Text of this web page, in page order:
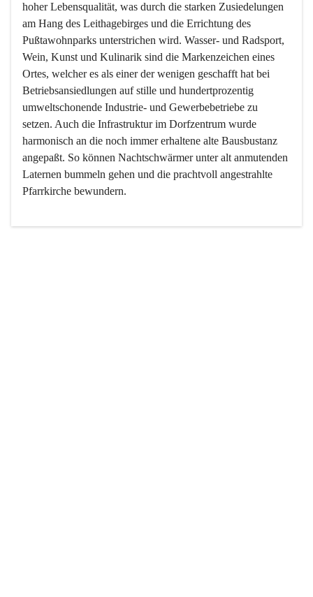
hoher Lebensqualität, was durch die starken Zusiedelungen
am Hang des Leithagebirges und die Errichtung des
Pußtawohnparks unterstrichen wird. Wasser- und Radsport,
Wein, Kunst und Kulinarik sind die Markenzeichen eines
Ortes, welcher es als einer der wenigen geschafft hat bei
Betriebsansiedlungen auf stille und hundertprozentig
umweltschonende Industrie- und Gewerbebetriebe zu
setzen. Auch die Infrastruktur im Dorfzentrum wurde
harmonisch an die noch immer erhaltene alte Bausbustanz
angepaßt. So können Nachtschwärmer unter alt anmutenden
Laternen bummeln gehen und die prachtvoll angestrahlte
Pfarrkirche bewundern.
Der Weinbau dominert heute nicht mehr, ist aber integrativer